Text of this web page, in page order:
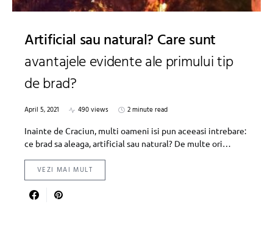
Artificial sau natural? Care sunt
avantajele evidente ale primului tip
de brad?
April 5, 2021 490 views
2 minute read
Inainte de Craciun, multi oameni isi pun aceeasi intrebare:
ce brad sa aleaga, artificial sau natural? De multe ori…
VEZI MAI MULT